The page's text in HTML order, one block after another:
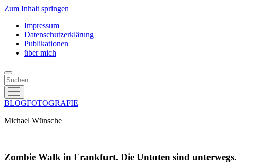
Zum Inhalt springen
Impressum
Datenschutzerklärung
Publikationen
über mich
Suchen
Menü
öffnen
BLOGFOTOGRAFIE
Michael Wünsche
Zombie Walk in Frankfurt. Die Untoten sind unterwegs.